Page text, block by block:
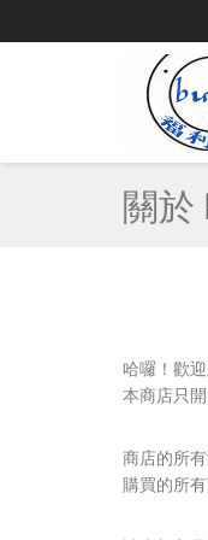
關於
哈囉！歡
本商店只
商店的所
購買的所